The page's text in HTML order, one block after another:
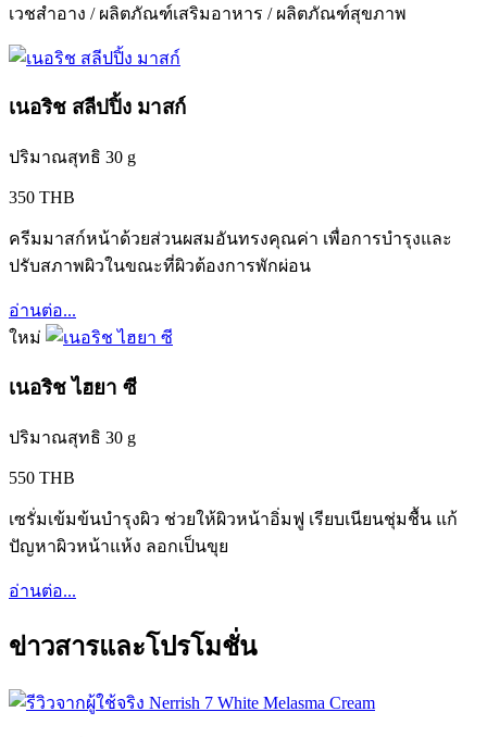
เวชสำอาง / ผลิตภัณฑ์เสริมอาหาร / ผลิตภัณฑ์สุขภาพ
เนอริช สลีปปิ้ง มาสก์
ปริมาณสุทธิ 30 g
350 THB
ครีมมาสก์หน้าด้วยส่วนผสมอันทรงคุณค่า เพื่อการบำรุงและ
ปรับสภาพผิวในขณะที่ผิวต้องการพักผ่อน
อ่านต่อ...
ใหม่
เนอริช ไฮยา ซี
ปริมาณสุทธิ 30 g
550 THB
เซรั่มเข้มข้นบำรุงผิว ช่วยให้ผิวหน้าอิ่มฟู เรียบเนียนชุ่มชื้น แก้
ปัญหาผิวหน้าแห้ง ลอกเป็นขุย
อ่านต่อ...
ข่าวสารและโปรโมชั่น